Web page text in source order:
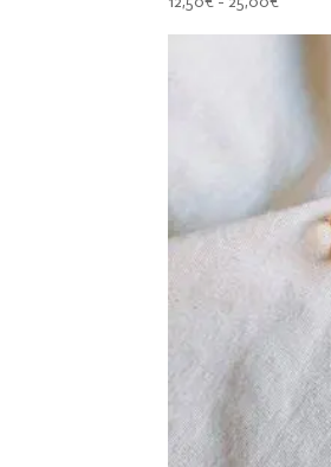
25,00€